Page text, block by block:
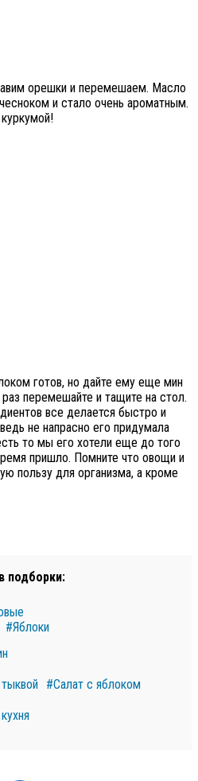
орешки и перемешаем. Масло
и стало очень ароматным.
готов, но дайте ему еще мин
перемешайте и тащите на стол.
все делается быстро и
не напрасно его придумала
то мы его хотели еще до того
пришло. Помните что овощи и
пользу для организма, а кроме
подборки:
#Яблоки
#Салат с яблоком